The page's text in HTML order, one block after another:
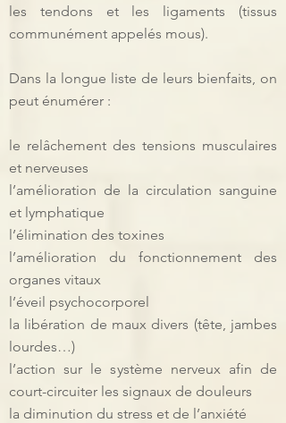
les tendons et les ligaments (tissus
communément appelés mous).
Dans la longue liste de leurs bienfaits, on
peut énumérer :
le relâchement des tensions musculaires
et nerveuses
l’amélioration de la circulation sanguine
et lymphatique
l’élimination des toxines
l’amélioration du fonctionnement des
organes vitaux
l’éveil psychocorporel
la libération de maux divers (tête, jambes
lourdes…)
l’action sur le système nerveux afin de
court-circuiter les signaux de douleurs
la diminution du stress et de l’anxiété